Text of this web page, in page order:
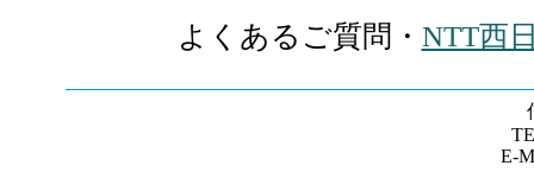
よくあるご質問・ NTT西
E-